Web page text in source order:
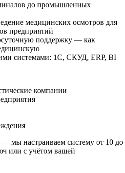
до промышленных
медицинских осмотров для
предприятий
поддержку — как
системами: 1С, СКУД, ERP, BI
компании
мы настраиваем систему от 10 до
или с учётом вашей